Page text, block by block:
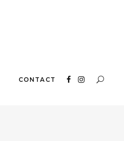
CONTACT